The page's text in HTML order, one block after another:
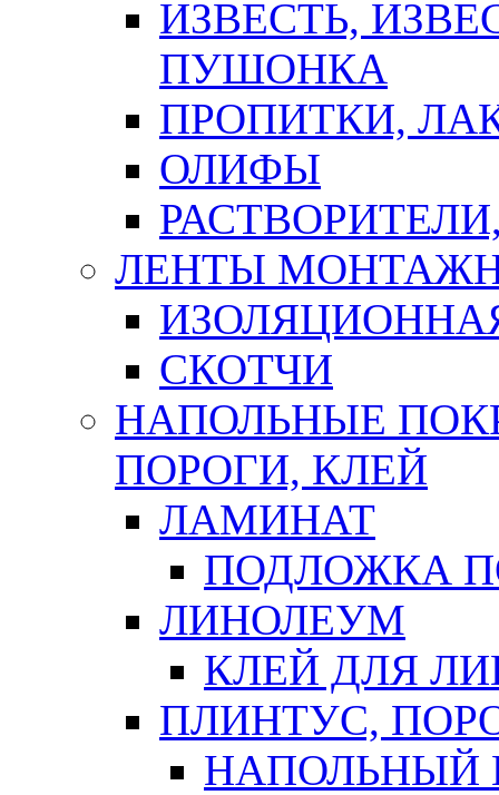
ИЗВЕСТЬ,
ПУШОНКА
ПРОПИТКИ,
ОЛИФЫ
ЛЕНТЫ
СКОТЧИ
НАПОЛЬНЫЕ
ПОРОГИ, КЛЕЙ
ЛАМИНАТ
ПОДЛОЖКА
ЛИНОЛЕУМ
КЛЕЙ ДЛЯ
ПЛИНТУС,
НАПОЛЬНЫЙ